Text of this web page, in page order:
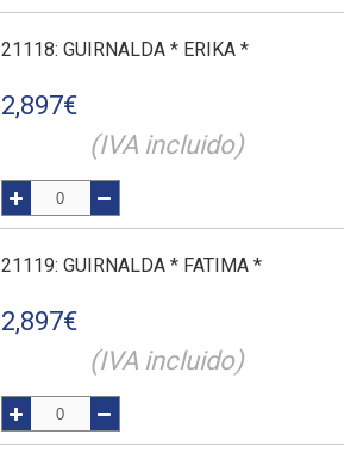
21118: GUIRNALDA * ERIKA *
2,897€
(IVA incluido)
21119: GUIRNALDA * FATIMA *
2,897€
(IVA incluido)